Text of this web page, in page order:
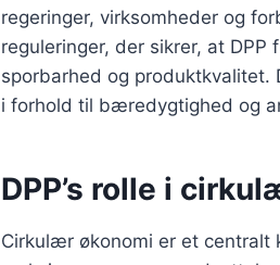
regeringer, virksomheder og
reguleringer, der sikrer, at
sporbarhed og
i forhold til bæredygtighed og
DPP’s rolle i
Cirkulær økonomi er et centralt